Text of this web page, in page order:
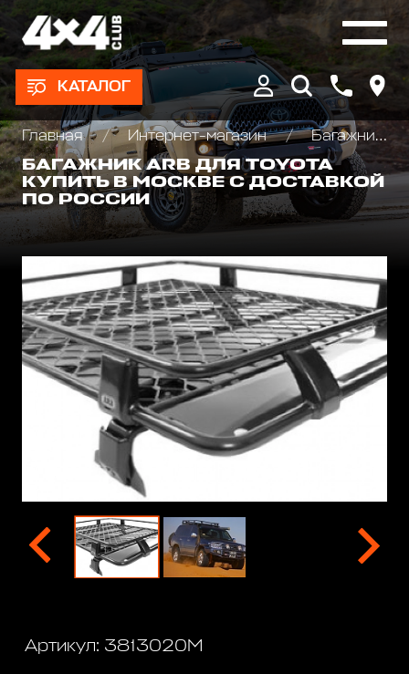
КАТАЛОГ
Главная Интернет-магазин
Багажники экспедиционные, автобоксы
БАГАЖНИК ARB ДЛЯ TOYOTA
КУПИТЬ В МОСКВЕ С ДОСТАВКОЙ
ПО РОССИИ
Артикул: 3813020M